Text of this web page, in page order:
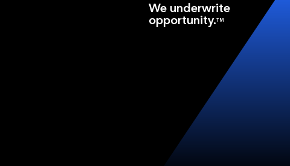
We underwrite
opportunity.TM